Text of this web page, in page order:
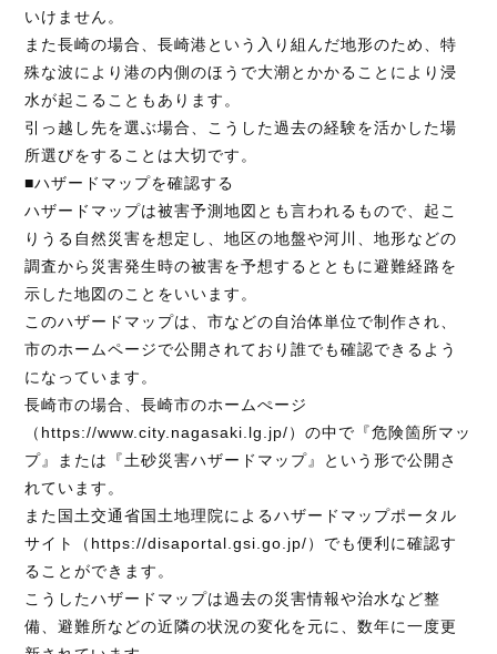
いけません。
また長崎の場合、長崎港という入り組んだ地形のため、特
殊な波により港の内側のほうで大潮とかかることにより浸
水が起こることもあります。
引っ越し先を選ぶ場合、こうした過去の経験を活かした場
所選びをすることは大切です。
■ハザードマップを確認する
ハザードマップは被害予測地図とも言われるもので、起こ
りうる自然災害を想定し、地区の地盤や河川、地形などの
調査から災害発生時の被害を予想するとともに避難経路を
示した地図のことをいいます。
このハザードマップは、市などの自治体単位で制作され、
市のホームページで公開されており誰でも確認できるよう
になっています。
長崎市の場合、長崎市のホームぺージ
（ https://www.city.nagasaki.lg.jp/）の中で『危険箇所マッ
プ』または『土砂災害ハザードマップ』という形で公開さ
れています。
また国土交通省国土地理院によるハザードマップポータル
サイト（ https://disaportal.gsi.go.jp/）でも便利に確認す
ることができます。
こうしたハザードマップは過去の災害情報や治水など整
備、避難所などの近隣の状況の変化を元に、数年に一度更